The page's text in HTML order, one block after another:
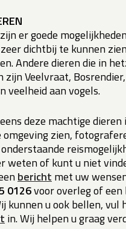
er goede
dichtbij te kunnen
Andere dieren die in
zijn Veelvraat,
veelheid aan vogels.
deze machtige dieren
zien,
weten of kunt u niet
berichtmet uw
0126voor overleg of een
kunnen u ook bellen, vul
in. Wij helpen u graag